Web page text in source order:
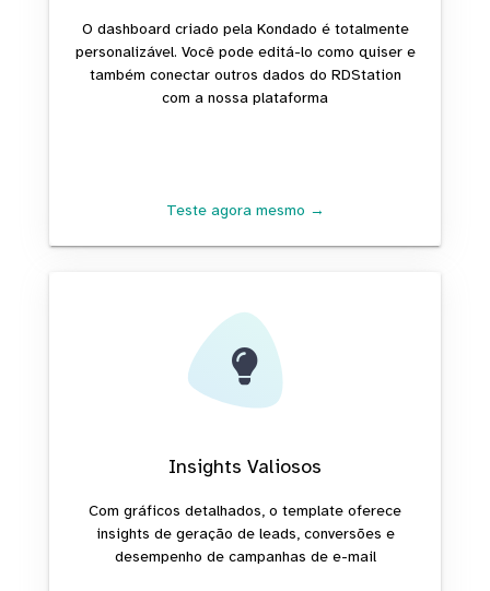
O dashboard criado pela Kondado é totalmente
personalizável. Você pode editá-lo como quiser e
também conectar outros dados do RDStation
com a nossa plataforma
Teste agora mesmo →
Insights Valiosos
Com gráficos detalhados, o template oferece
insights de geração de leads, conversões e
desempenho de campanhas de e-mail